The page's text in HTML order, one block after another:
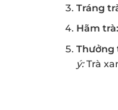
Tráng
Hãm trà:
Thưởng
ý:Trà